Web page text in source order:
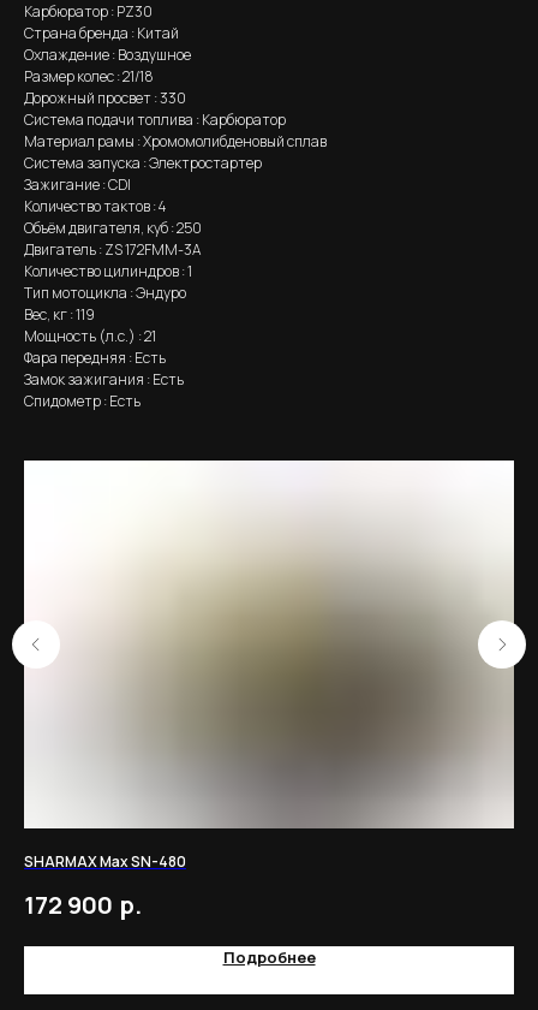
Карбюратор : PZ30
Страна бренда : Китай
Охлаждение : Воздушное
Размер колес : 21/18
Дорожный просвет : 330
Система подачи топлива : Карбюратор
Материал рамы : Хромомолибденовый сплав
Система запуска : Электростартер
Зажигание : CDI
Количество тактов : 4
Объём двигателя, куб : 250
Двигатель : ZS 172FMM-3A
Количество цилиндров : 1
Тип мотоцикла : Эндуро
Вес, кг : 119
Мощность (л.с.) : 21
Фара передняя : Есть
Замок зажигания : Есть
Спидометр : Есть
SHARMAX Max SN-480
172 900 р.
Подробнее